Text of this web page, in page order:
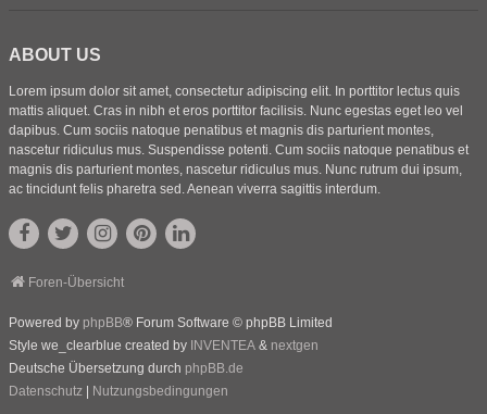
ABOUT US
Lorem ipsum dolor sit amet, consectetur adipiscing elit. In porttitor lectus quis
mattis aliquet. Cras in nibh et eros porttitor facilisis. Nunc egestas eget leo vel
dapibus. Cum sociis natoque penatibus et magnis dis parturient montes,
nascetur ridiculus mus. Suspendisse potenti. Cum sociis natoque penatibus et
magnis dis parturient montes, nascetur ridiculus mus. Nunc rutrum dui ipsum,
ac tincidunt felis pharetra sed. Aenean viverra sagittis interdum.
Foren-Übersicht
Powered by phpBB® Forum Software © phpBB Limited
Style we_clearblue created by INVENTEA & nextgen
Deutsche Übersetzung durch phpBB.de
Datenschutz | Nutzungsbedingungen